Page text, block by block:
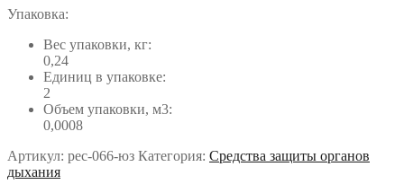
Упаковка:
Вес упаковки, кг:
0,24
Единиц в упаковке:
2
Объем упаковки, м3:
0,0008
Артикул: рес-066-юз Категория: Средства защиты органов
дыхания